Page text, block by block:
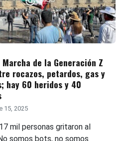
Marcha de la Generación Z
rocazos, petardos, gas y
hay 60 heridos y 40
15, 2025
mil personas gritaron al
somos bots, no somos